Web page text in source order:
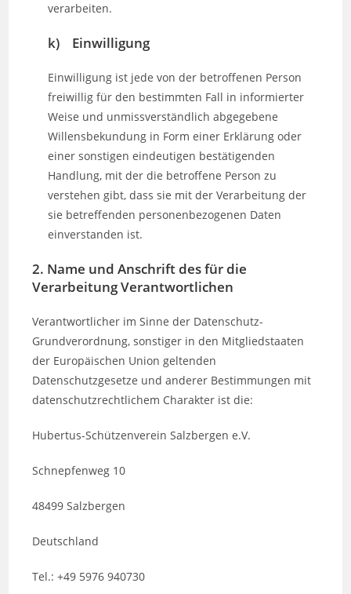
verarbeiten.
k) Einwilligung
Einwilligung ist jede von der betroffenen Person
freiwillig für den bestimmten Fall in informierter
Weise und unmissverständlich abgegebene
Willensbekundung in Form einer Erklärung oder
einer sonstigen eindeutigen bestätigenden
Handlung, mit der die betroffene Person zu
verstehen gibt, dass sie mit der Verarbeitung der
sie betreffenden personenbezogenen Daten
einverstanden ist.
2. Name und Anschrift des für die
Verarbeitung Verantwortlichen
Verantwortlicher im Sinne der Datenschutz-
Grundverordnung, sonstiger in den Mitgliedstaaten
der Europäischen Union geltenden
Datenschutzgesetze und anderer Bestimmungen mit
datenschutzrechtlichem Charakter ist die:
Hubertus-Schützenverein Salzbergen e.V.
Schnepfenweg 10
48499 Salzbergen
Deutschland
Tel.: +49 5976 940730